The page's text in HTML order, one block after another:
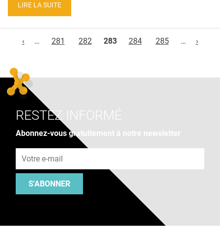
LIRE LA SUITE
‹
… 281 282 283 284 285 … ›
RESTEZ INFORMÉ
Abonnez-vous gratuitement à notre newsletter
S'ABONNER